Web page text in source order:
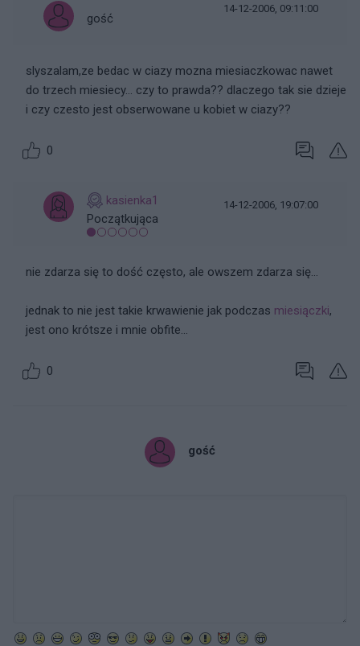
gość
14-12-2006, 09:11:00
slyszalam,ze bedac w ciazy mozna miesiaczkowac nawet
do trzech miesiecy... czy to prawda?? dlaczego tak sie dzieje
i czy czesto jest obserwowane u kobiet w ciazy??
0
kasienka1
Początkująca
14-12-2006, 19:07:00
nie zdarza się to dość często, ale owszem zdarza się...
jednak to nie jest takie krwawienie jak podczas miesiączki,
jest ono krótsze i mnie obfite...
0
gość